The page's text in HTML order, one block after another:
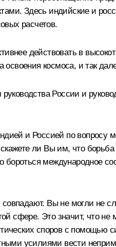
Здесь индийские и
расчетов.
действовать в
космоса, и так
России и
и Россией по вопросу
ли Вы им, что борьба
международное
Вы не могли не
сфере. Это значит, что
споров с помощью
усилиями вести